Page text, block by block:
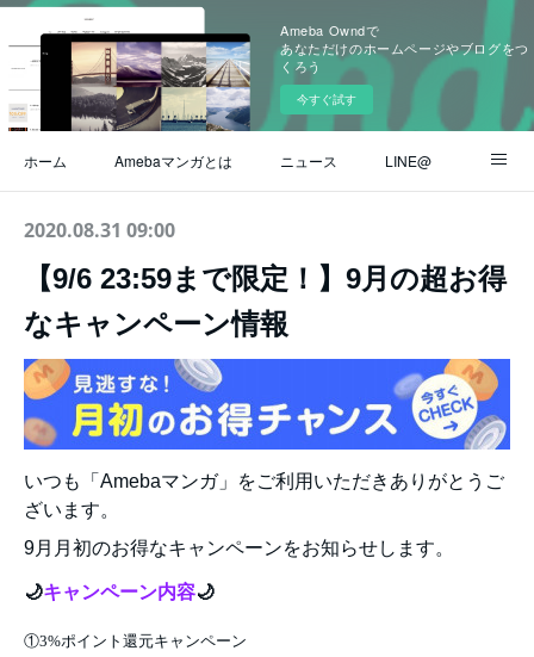
Ameba Owndで
あなただけのホームページやブログをつ
くろう
今すぐ試す
ホーム Amebaマンガとは ニュース LINE@
Instagram 公式ブログ
お問い合わせ
2020.08.31 09:00
【9/6 23:59まで限定！】9月の超お得
なキャンペーン情報
いつも「Amebaマンガ」をご利用いただきありがとうご
ざいます。
9月月初のお得なキャンペーンをお知らせします。